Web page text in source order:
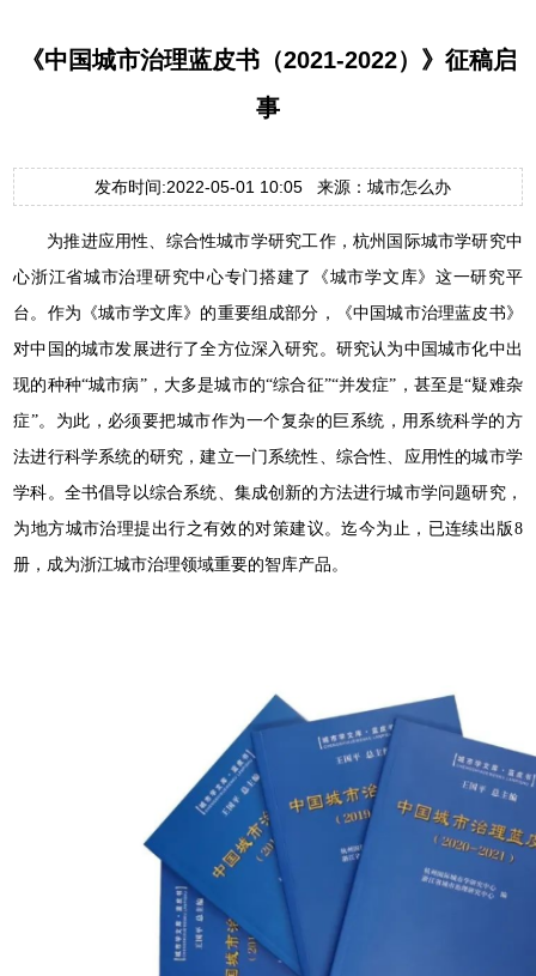
《中国城市治理蓝皮书（2021-2022）》征稿启
事
发布时间:2022-05-01 10:05 来源：城市怎么办
为推进应用性、综合性城市学研究工作，杭州国际城市学研究中
心浙江省城市治理研究中心专门搭建了《城市学文库》这一研究平
台。作为《城市学文库》的重要组成部分，《中国城市治理蓝皮书》
对中国的城市发展进行了全方位深入研究。研究认为中国城市化中出
现的种种“城市病”，大多是城市的“综合征”“并发症”，甚至是“疑难杂
症”。为此，必须要把城市作为一个复杂的巨系统，用系统科学的方
法进行科学系统的研究，建立一门系统性、综合性、应用性的城市学
学科。全书倡导以综合系统、集成创新的方法进行城市学问题研究，
为地方城市治理提出行之有效的对策建议。迄今为止，已连续出版8
册，成为浙江城市治理领域重要的智库产品。